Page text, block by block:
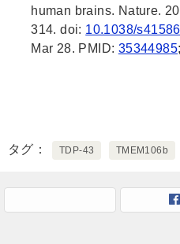
human brains. Nature.
314. doi: 10.1038/
Mar 28. PMID: 35344985
タグ TDP-43 TMEM106b